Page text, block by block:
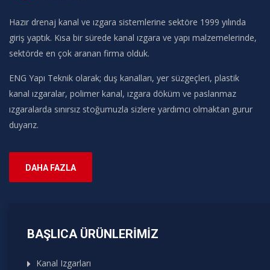
Hazır drenaj kanal ve ızgara sistemlerine sektöre 1999 yılında
giriş yaptık. Kısa bir sürede kanal ızgara ve yapı malzemelerinde,
sektörde en çok aranan firma olduk.
ENG Yapı Teknik olarak; duş kanalları, yer süzgeçleri, plastik
kanal ızgaralar, polimer kanal, ızgara döküm ve paslanmaz
ızgaralarda sınırsız stoğumuzla sizlere yardımcı olmaktan gurur
duyarız.
DAHA FAZLA
BAŞLICA ÜRÜNLERIMIZ
Kanal Izgarları